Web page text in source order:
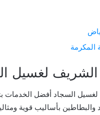
لغسيل
السجاد أفضل الخدمات
بأساليب قوية